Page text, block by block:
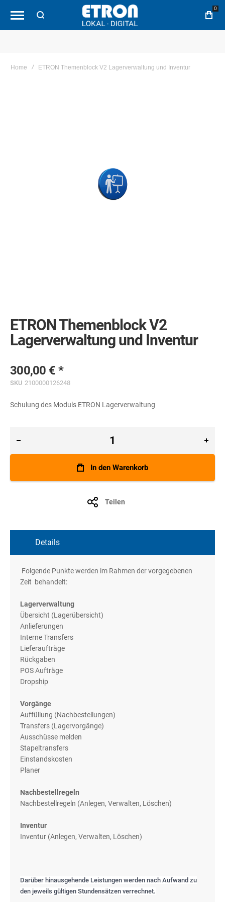
0
Home ETRON Themenblock V2 Lagerverwaltung und Inventur
beginning
of
the
ETRON Themenblock V2
Lagerverwaltung und Inventur
300,00 €
SKU 2100000126248
Schulung des Moduls ETRON Lagerverwaltung
In den Warenkorb
Teilen
Details
Folgende Punkte werden im Rahmen der vorgegebenen
Zeit behandelt:
Lagerverwaltung
Übersicht (Lagerübersicht)
Anlieferungen
Interne Transfers
Lieferaufträge
Rückgaben
POS Aufträge
Dropship
Vorgänge
Auffüllung (Nachbestellungen)
Transfers (Lagervorgänge)
Ausschüsse melden
Stapeltransfers
Einstandskosten
Planer
Nachbestellregeln
Nachbestellregeln (Anlegen, Verwalten, Löschen)
Inventur
Inventur (Anlegen, Verwalten, Löschen)
Darüber hinausgehende Leistungen werden nach Aufwand zu
den jeweils gültigen Stundensätzen verrechnet.